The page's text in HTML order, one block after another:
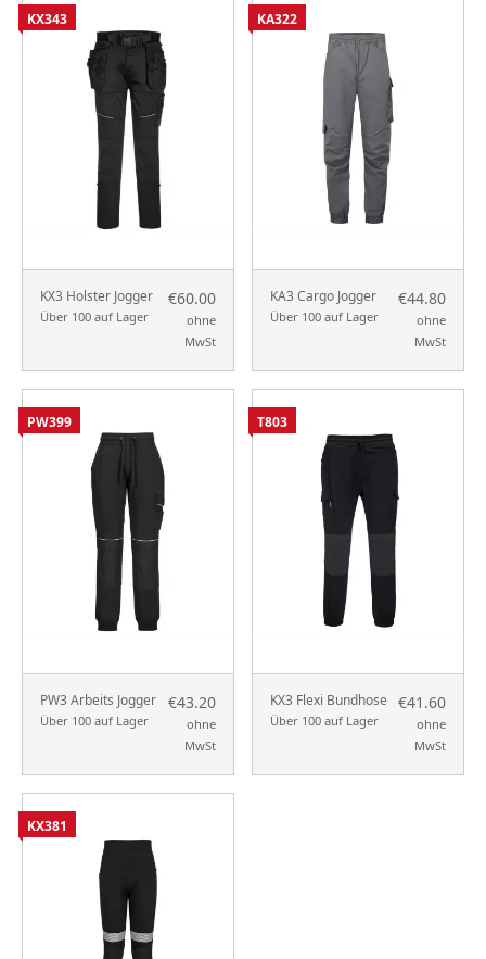
KX3 Holster Jogger
Über 100 auf Lager
€60.00
ohne
MwSt
KX343
KA3 Cargo Jogger
Über 100 auf Lager
€44.80
ohne
MwSt
KA322
PW3 Arbeits Jogger
Über 100 auf Lager
€43.20
ohne
MwSt
PW399
KX3 Flexi Bundhose
Über 100 auf Lager
€41.60
ohne
MwSt
T803
KX381